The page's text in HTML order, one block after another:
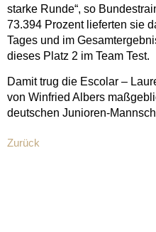
starke Runde“, so
73.394 Prozent lieferten sie
Tages und im
dieses Platz 2 im Team Test.
Damit trug die Escolar –
von Winfried Albers
deutschen Junioren-
Zurück